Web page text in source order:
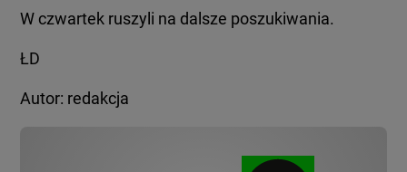
W czwartek ruszyli na dalsze poszukiwania.
ŁD
Autor: redakcja